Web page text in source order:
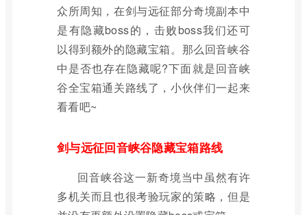
众所周知，在剑与远征部分奇境副本中
是有隐藏boss的，击败boss我们还可
以得到额外的隐藏宝箱。那么回音峡谷
中是否也存在隐藏呢?下面就是回音峡
谷全宝箱通关路线了，小伙伴们一起来
看看吧~
剑与远征回音峡谷隐藏宝箱路线
回音峡谷这一新奇境当中虽然有许
多机关而且也很考验玩家的策略，但是